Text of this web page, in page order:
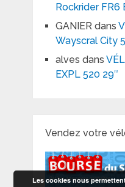
Rockrider FR6
GANIERdans
Wayscral City
alves dans
EXPL 520 29″
Vendez votre
Les cookies nous